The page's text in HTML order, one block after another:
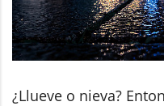
¿Llueve o nieva?